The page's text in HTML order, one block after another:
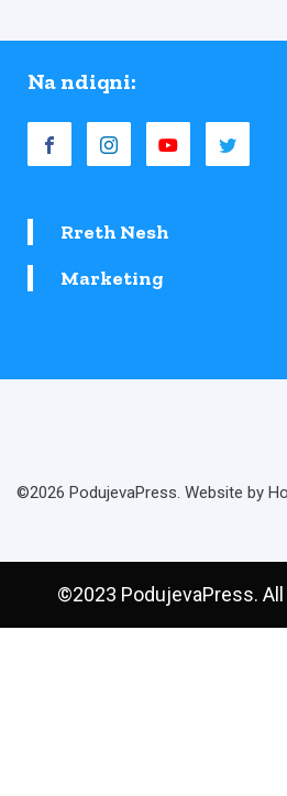
Na ndiqni:
Rreth Nesh
Marketing
©2026 PodujevaPress. Website by
©2023 PodujevaPress.